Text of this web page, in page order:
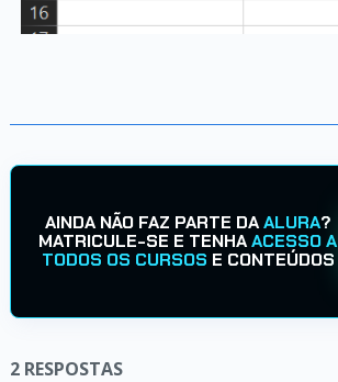
AINDA NÃO FAZ PARTE DAALURA?
MATRICULE-SE E TENHAACESSO A
TODOS OS CURSOS E CONTEÚDOS
2 RESPOSTAS